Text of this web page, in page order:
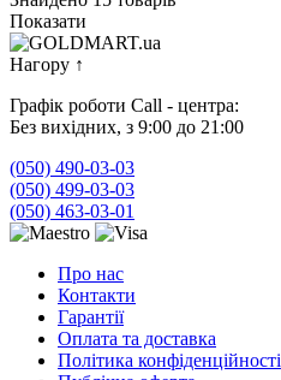
Показати
Нагору ↑
Графік роботи Call - центра:
Без вихідних, з 9:00 до 21:00
(050) 490-03-03
(050) 499-03-03
(050) 463-03-01
Про нас
Контакти
Гарантії
Оплата та доставка
Політика конфіденційності